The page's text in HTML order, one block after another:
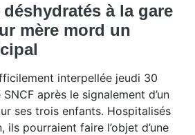
à la gare
mère mord un
interpellée jeudi 30
après le signalement d’un
ses trois enfants. Hospitalisés
pourraient faire l’objet d’une